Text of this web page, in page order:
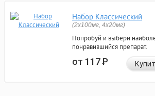
Набор Классический
(2x100мг, 4x20мг)
Попробуй и выбери
понравившийся препарат.
от 117Р